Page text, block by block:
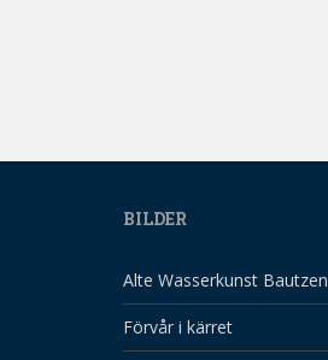
BILDER
Alte Wasserkunst Bautzen
Förvår i kärret